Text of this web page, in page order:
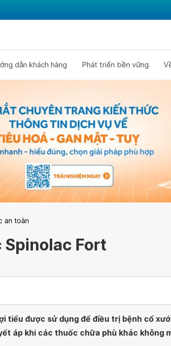
dẫn khách hàng Phát triển bền vững
an toàn
Fort
tiểu được sử dụng để điều trị bệnh cổ
áp khi các thuốc chữa phù khác không